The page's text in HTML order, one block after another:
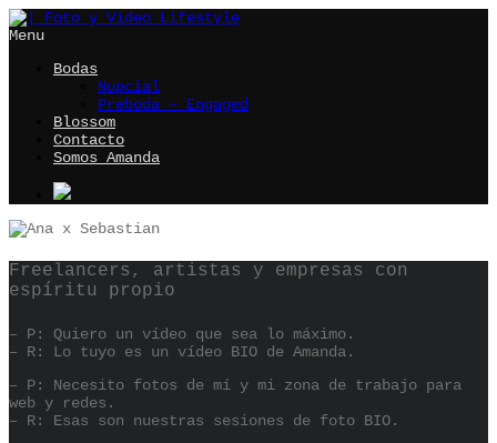
Menu
Bodas
Nupcial
Preboda – Engaged
Blossom
Contacto
Somos Amanda
Freelancers, artistas y empresas con
espíritu propio
– P: Quiero un vídeo que sea lo máximo.
– R: Lo tuyo es un vídeo BIO de Amanda.
– P: Necesito fotos de mí y mi zona de trabajo para
web y redes.
– R: Esas son nuestras sesiones de foto BIO.